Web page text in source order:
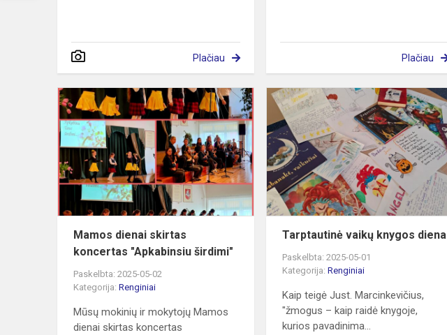
Plačiau Plačiau
Mamos
dienai
skirtas
koncertas
"Apkabinsiu
širdimi"
Mamos dienai skirtas
koncertas "Apkabinsiu širdimi"
Paskelbta: 2025-05-02
Kategorija: Renginiai
Mūsų mokinių ir mokytojų Mamos
dienai skirtas koncertas
Tarptautinė vaikų knygos diena
Paskelbta: 2025-05-01
Kategorija:Renginiai
Kaip teigė Just. Marcinkevičius,
"žmogus – kaip raidė knygoje,
kurios pavadinima...